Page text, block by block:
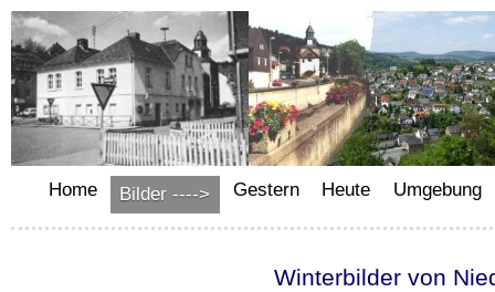
Home Bilder ----> Gestern Heute Umgebung
Winterbilder von